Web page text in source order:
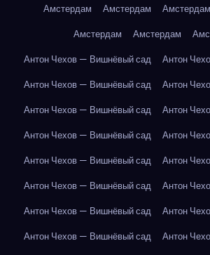
Амстердам
Амстердам Амстердам
Амстердам
Амстердам
Антон Чехов — Вишнёвый сад
Антон
Антон Чехов — Вишнёвый сад
Антон
Антон Чехов — Вишнёвый сад
Антон
Антон Чехов — Вишнёвый сад
Антон
Антон Чехов — Вишнёвый сад
Антон
Антон Чехов — Вишнёвый сад
Антон
Антон Чехов — Вишнёвый сад
Антон
Антон Чехов — Вишнёвый сад
Антон